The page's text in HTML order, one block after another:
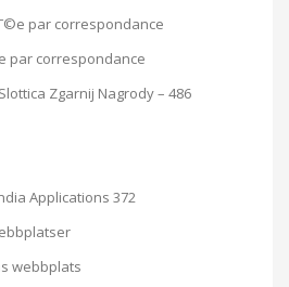
par correspondance
par correspondance
Zgarnij Nagrody – 486
Applications 372
webbplats